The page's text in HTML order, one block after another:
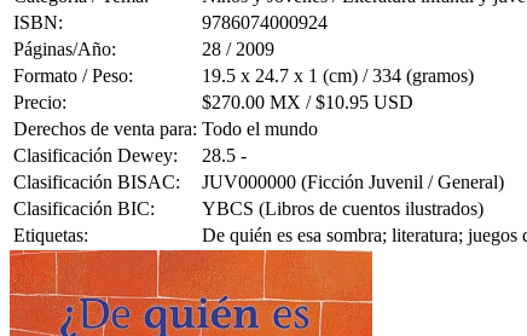
ISBN:
9786074000924
Páginas/Año:
28 / 2009
Formato / Peso:
19.5 x 24.7 x 1 (cm) / 334 (gramos)
Precio:
$270.00 MX / $10.95 USD
Derechos de venta para: Todo el mundo
Clasificación Dewey:
28.5 -
Clasificación BISAC:
JUV000000 (Ficción Juvenil / General)
Clasificación BIC:
YBCS (Libros de cuentos ilustrados)
Etiquetas:
De quién es esa sombra; literatura;